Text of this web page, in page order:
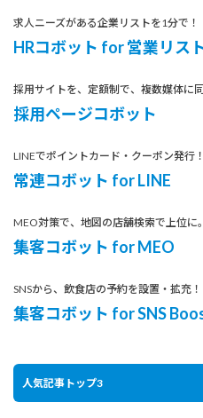
求人ニーズがある企業リストを1分で！
HRコボット for 営業リス
採用サイトを、定額制で、複数媒体に
採用ページコボット
LINEでポイントカード・クーポン発行
常連コボット for LINE
MEO対策で、地図の店舗検索で上位に
集客コボット for MEO
SNSから、飲食店の予約を設置・拡充！
集客コボット for SNS
人気記事トップ3